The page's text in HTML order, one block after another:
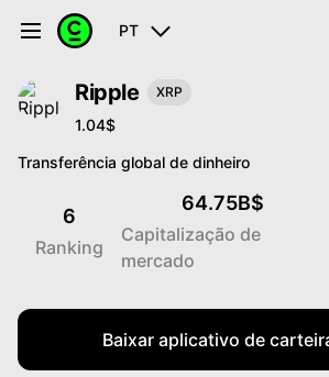
PT
Ripple XRP
1.04$
Transferência global de dinheiro
6
Ranking
64.75B$
Capitalização de
mercado
Baixar aplicativo de